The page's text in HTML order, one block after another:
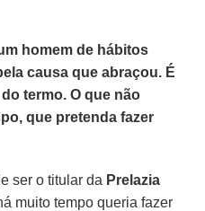
homem de hábitos
causa que abraçou. É
termo. O que não
que pretenda fazer
ser o titular da Prelazia
muito tempo queria fazer